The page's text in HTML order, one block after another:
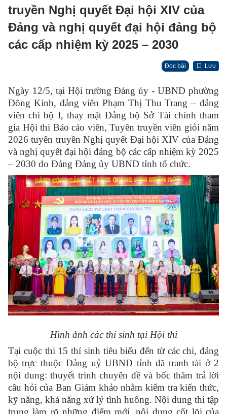
truyền Nghị quyết Đại hội XIV của
Đảng và nghị quyết đại hội đảng bộ
các cấp nhiệm kỳ 2025 – 2030
Đọc bài Lưu
Ngày 12/5, tại Hội trường Đảng ủy - UBND phường
Đông Kinh, đảng viên Phạm Thị Thu Trang – đảng
viên chi bộ I, thay mặt Đảng bộ Sở Tài chính tham
gia Hội thi Báo cáo viên, Tuyên truyền viên giỏi năm
2026 tuyên truyền Nghị quyết Đại hội XIV của Đảng
và nghị quyết đại hội đảng bộ các cấp nhiệm kỳ 2025
– 2030 do Đảng Đảng ủy UBND tỉnh tổ chức.
Hình ảnh các thí sinh tại Hội thi
Tại cuộc thi 15 thí sinh tiêu biểu đến từ các chi, đảng
bộ trực thuộc Đảng uỷ UBND tỉnh đã tranh tài ở 2
nội dung: thuyết trình chuyên đề và bốc thăm trả lời
câu hỏi của Ban Giám khảo nhằm kiểm tra kiến thức,
kỹ năng, khả năng xử lý tình huống. Nội dung thi tập